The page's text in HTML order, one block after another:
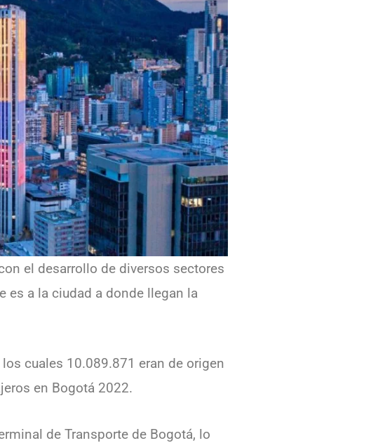
el desarrollo de diversos sectores
es a la ciudad a donde llegan la
cuales 10.089.871 eran de origen
en Bogotá 2022.
de Transporte de Bogotá, lo